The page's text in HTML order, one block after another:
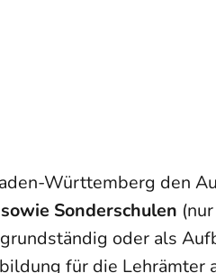
Württemberg den
Sonderschulen
oder als
für die Lehrämter